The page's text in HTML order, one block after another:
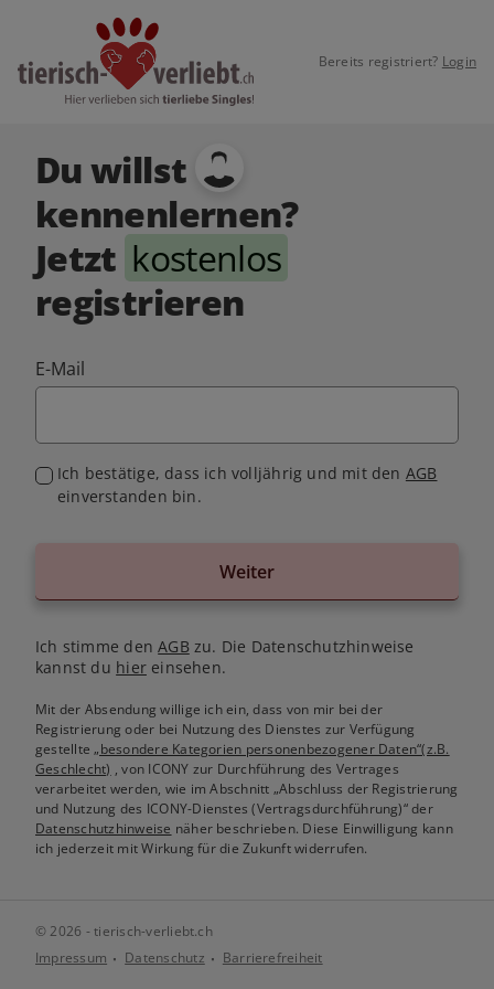
Bereits registriert? Login
Du willst
kennenlernen?
Jetzt kostenlos
registrieren
E-Mail
Ich bestätige, dass ich volljährig und mit den AGB
einverstanden bin.
Weiter
Ich stimme denAGB zu. Die Datenschutzhinweise
kannst du hiereinsehen.
Mit der Absendung willige ich ein, dass von mir bei der
Registrierung oder bei Nutzung des Dienstes zur Verfügung
gestellte„besondere Kategorien personenbezogener Daten“(z.B.
Geschlecht) , von ICONY zur Durchführung des Vertrages
verarbeitet werden, wie im Abschnitt „Abschluss der Registrierung
und Nutzung des ICONY-Dienstes (Vertragsdurchführung)“ der
Datenschutzhinweise näher beschrieben. Diese Einwilligung kann
ich jederzeit mit Wirkung für die Zukunft widerrufen.
© 2026 - tierisch-verliebt.ch
Impressum
Datenschutz Barrierefreiheit